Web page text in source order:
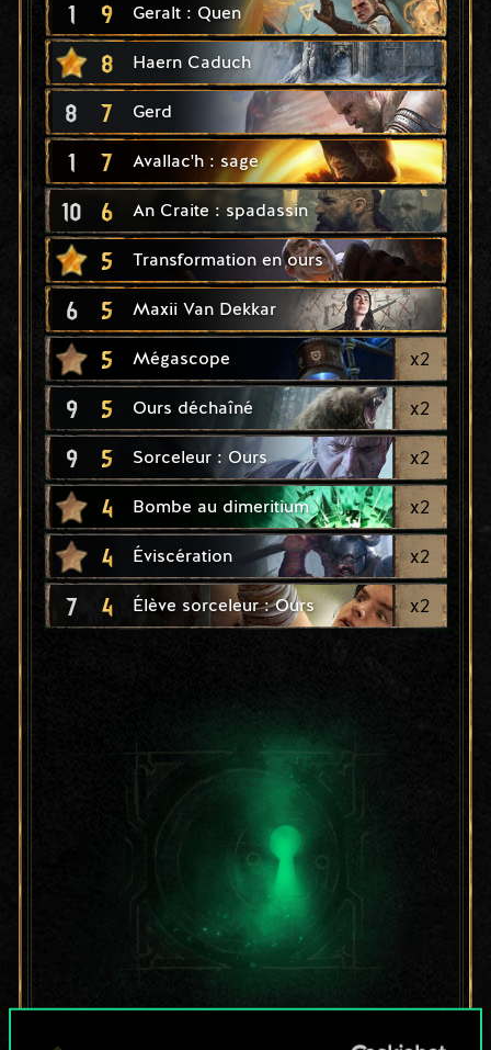
1 9 Geralt : Quen
8 Haern Caduch
8 7 Gerd
1 7 Avallac'h : sage
10 6 An Craite : spadassin
5 Transformation en ours
6 5 Maxii Van Dekkar
5 Mégascope x2
9 5 Ours déchaîné x2
9 5 Sorceleur : Ours x2
4 Bombe au dimeritium x2
4 Éviscération x2
7 4 Élève sorceleur : Ours x2
Pour l'instant, ce